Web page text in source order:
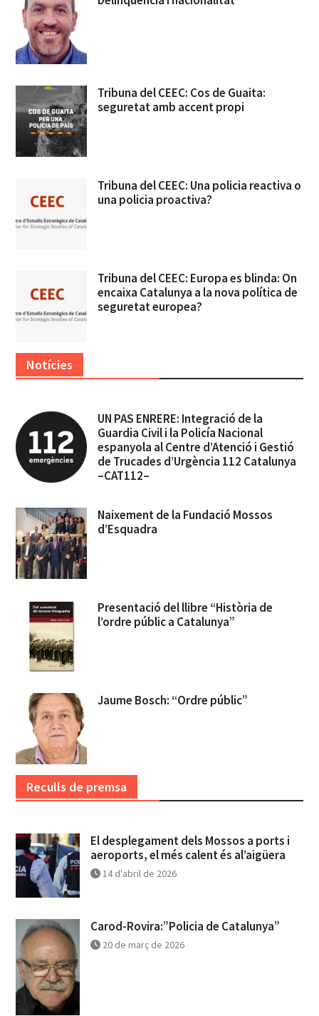
Tribuna del CEEC: Cos de Guaita:
seguretat amb accent propi
Tribuna del CEEC: Una policia reactiva o
una policia proactiva?
Tribuna del CEEC: Europa es blinda: On
encaixa Catalunya a la nova política de
seguretat europea?
Notícies
UN PAS ENRERE: Integració de la
Guardia Civil i la Policía Nacional
espanyola al Centre d’Atenció i Gestió
de Trucades d’Urgència 112 Catalunya
–CAT112–
Naixement de la Fundació Mossos
d’Esquadra
Presentació del llibre “Història de
l’ordre públic a Catalunya”
Jaume Bosch: “Ordre públic”
Reculls de premsa
El desplegament dels Mossos a ports i
aeroports, el més calent és al’aigüera
14 d'abril de 2026
Carod-Rovira:”Policia de Catalunya”
20 de març de 2026